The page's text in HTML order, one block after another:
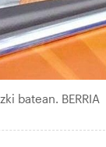
batean. BERRIA